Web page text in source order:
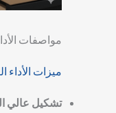
مواصفات
ميزات الأداء
تشكيل عالي